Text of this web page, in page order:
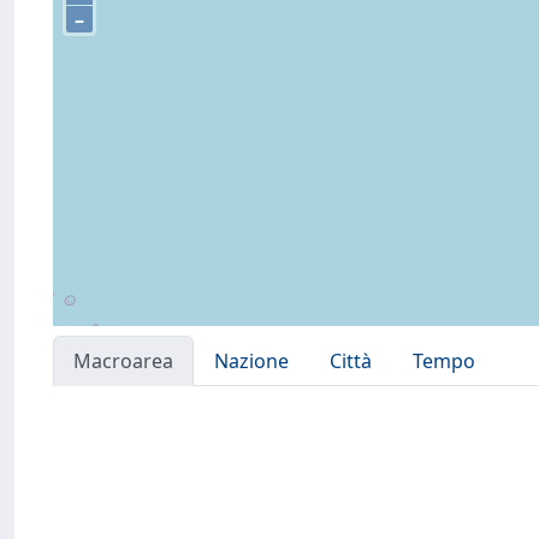
–
Macroarea Nazione Città Tempo